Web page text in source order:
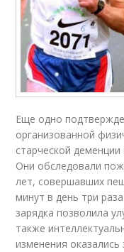
Еще одно
организованной
старческой
Они обследовали
лет, совершавших
минут в день три
зарядка позволила
также
изменения